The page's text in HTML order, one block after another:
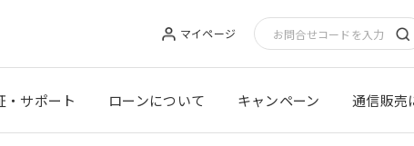
マイページ
・サポート ローンについて キャンペーン 通信販売